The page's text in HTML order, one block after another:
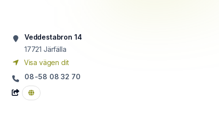
Veddestabron 14
17721 Järfälla
Visa vägen dit
08-58 08 32 70